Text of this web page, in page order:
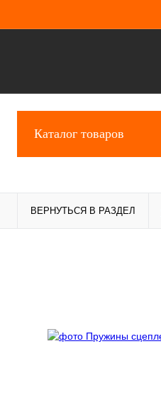
Каталог товаров
ВЕРНУТЬСЯ В РАЗДЕЛ